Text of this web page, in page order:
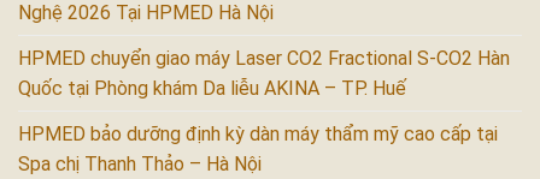
Nghệ 2026 Tại HPMED Hà Nội
HPMED chuyển giao máy Laser CO2 Fractional S-CO2 Hàn
Quốc tại Phòng khám Da liễu AKINA – TP. Huế
HPMED bảo dưỡng định kỳ dàn máy thẩm mỹ cao cấp tại
Spa chị Thanh Thảo – Hà Nội